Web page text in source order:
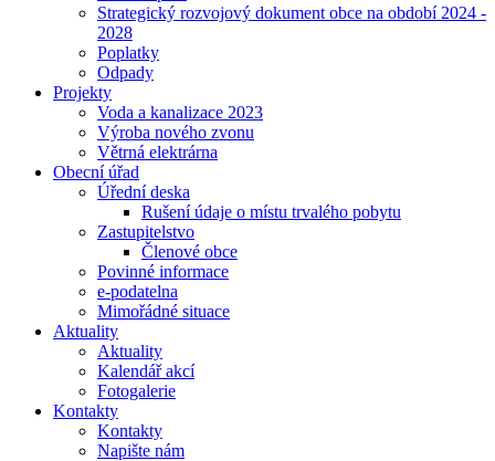
Strategický rozvojový dokument obce na období 2024 -
2028
Poplatky
Odpady
Projekty
Voda a kanalizace 2023
Výroba nového zvonu
Větrná elektrárna
Obecní úřad
Úřední deska
Rušení údaje o místu trvalého pobytu
Zastupitelstvo
Členové obce
Povinné informace
e-podatelna
Mimořádné situace
Aktuality
Aktuality
Kalendář akcí
Fotogalerie
Kontakty
Kontakty
Napište nám